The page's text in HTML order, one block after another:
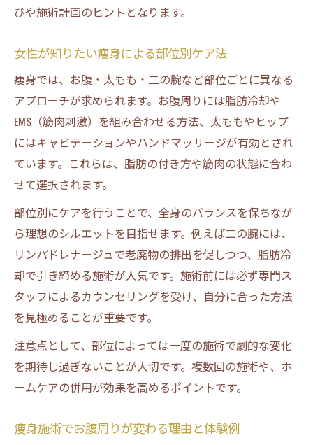
びや施術計画のヒントとなります。
女性が知りたい痩身による部位別ケア法
痩身では、お腹・太もも・二の腕など部位ごとに異なる
アプローチが求められます。お腹周りには脂肪冷却や
EMS（筋肉刺激）を組み合わせる方法、太ももやヒップ
にはキャビテーションやハンドマッサージが有効とされ
ています。これらは、脂肪の付き方や筋肉の状態に合わ
せて選択されます。
部位別にケアを行うことで、全身のバランスを保ちなが
ら理想のシルエットを目指せます。例えば二の腕には、
リンパドレナージュで老廃物の排出を促しつつ、脂肪冷
却で引き締める施術が人気です。施術前には必ず専門ス
タッフによるカウンセリングを受け、自分に合った方法
を見極めることが重要です。
注意点として、部位によっては一度の施術で劇的な変化
を期待し過ぎないことが大切です。複数回の施術や、ホ
ームケアの併用が効果を高めるポイントです。
痩身施術でお腹周りが変わる理由と体験例